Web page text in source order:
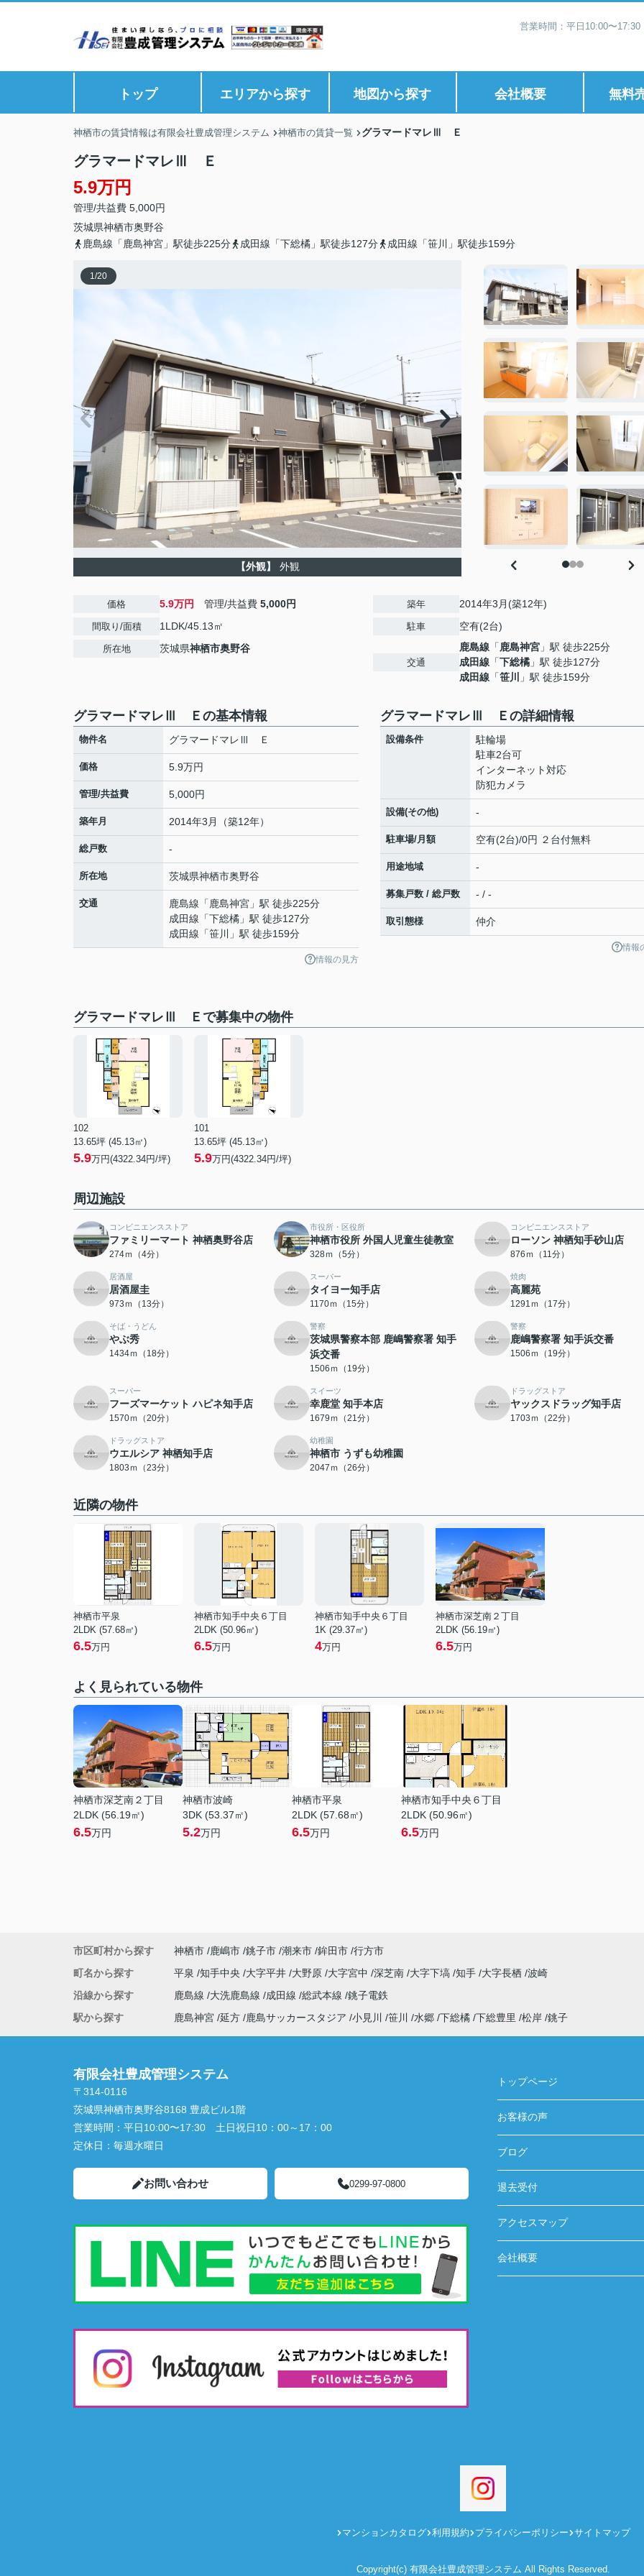
営業時間：平日10:00〜
トップ エリアから探す 地図から探す 会社概要 無料
神栖市の賃貸情報は有限会社豊成管理システム 神栖市の賃貸一覧 グラマードマレⅢ Ｅ
グラマードマレⅢ Ｅ
5.9万円
管理/共益費 5,000円
茨城県神栖市奥野谷
鹿島線「鹿島神宮」駅徒歩225分
成田線「下総橘」駅徒歩127分 成田線「笹川」駅徒歩159分
1/20
【外観】 外観
価格 5.9万円 管理/共益費 5,000円
間取り/面積 1LDK/45.13㎡
所在地 茨城県神栖市奥野谷
築年 2014年3月(築12年)
駐車 空有(2台)
交通
鹿島線 「 鹿島神宮 」駅 徒歩225分
成田線 「下総橘 」駅 徒歩127分
成田線 「笹川 」駅 徒歩159分
グラマードマレⅢ Ｅの基本情報
物件名 グラマードマレⅢ Ｅ
価格 5.9万円
管理/共益費 5,000円
築年月 2014年3月（築12年）
総戸数 -
所在地 茨城県神栖市奥野谷
交通 鹿島線 「 鹿島神宮 」駅 徒歩225分
成田線 「下総橘 」駅 徒歩127分
成田線 「笹川 」駅 徒歩159分
情報の見方
グラマードマレⅢ Ｅの詳細情報
設備条件
駐輪場
駐車2台可
インターネット対応
防犯カメラ
設備(その他) -
駐車場/月額 空有(2台)/0円 ２台付無料
用途地域 -
募集戸数 / 総戸数 - / -
取引態様 仲介
情報
グラマードマレⅢ Ｅで募集中の物件
102
13.65坪 (45.13㎡)
5.9万円(4322.34円/坪)
101
13.65坪 (45.13㎡)
5.9万円(4322.34円/坪)
周辺施設
コンビニエンスストア
ファミリーマート 神栖奥野谷店
274ｍ（4分）
市役所・区役所
神栖市役所 外国人児童生徒教室
328ｍ（5分）
コンビニエンスストア
ローソン 神栖知手砂山店
876ｍ（11分）
居酒屋
居酒屋圭
973ｍ（13分）
スーパー
タイヨー知手店
1170ｍ（15分）
焼肉
高麗苑
1291ｍ（17分）
そば・うどん
やぶ秀
1434ｍ（18分）
警察
茨城県警察本部 鹿嶋警察署 知手
浜交番
1506ｍ（19分）
警察
鹿嶋警察署 知手浜交番
1506ｍ（19分）
スーパー
フーズマーケット ハピネ知手店
1570ｍ（20分）
スイーツ
幸鹿堂 知手本店
1679ｍ（21分）
ドラッグストア
ヤックスドラッグ知手店
1703ｍ（22分）
ドラッグストア
ウエルシア 神栖知手店
1803ｍ（23分）
幼稚園
神栖市 うずも幼稚園
2047ｍ（26分）
近隣の物件
神栖市平泉
2LDK (57.68㎡)
6.5万円
神栖市知手中央６丁目
2LDK (50.96㎡)
6.5万円
神栖市知手中央６丁目
1K (29.37㎡)
4万円
神栖市深芝南２丁目
2LDK (56.19㎡)
6.5万円
よく見られている物件
神栖市深芝南２丁目
2LDK (56.19㎡)
6.5万円
神栖市波崎
3DK (53.37㎡)
5.2万円
神栖市平泉
2LDK (57.68㎡)
6.5万円
神栖市知手中央６丁目
2LDK (50.96㎡)
6.5万円
市区町村から探す 神栖市 鹿嶋市 銚子市 潮来市 鉾田市 行方市
町名から探す
平泉 知手中央 大字平井 大野原 大字宮中 深芝南 大字下塙 知手 大字長栖 波崎
沿線から探す
鹿島線 大洗鹿島線 成田線 総武本線 銚子電鉄
駅から探す
鹿島神宮 延方 鹿島サッカースタジア 小見川 笹川 水郷 下総橘 下総豊里 松岸 銚子
有限会社豊成管理システム
〒314-0116
茨城県神栖市奥野谷8168 豊成ビル1階
営業時間： 平日10:00〜17:30 土日祝日10：00～17：00
定休日： 毎週水曜日
お問い合わせ 0299-97-0800
トップページ
お客様の声
ブログ
退去受付
アクセスマップ
会社概要
マンションカタログ 利用規約 プライバシーポリシー サイトマップ
Copyright(c) 有限会社豊成管理システム All Rights Reserved.